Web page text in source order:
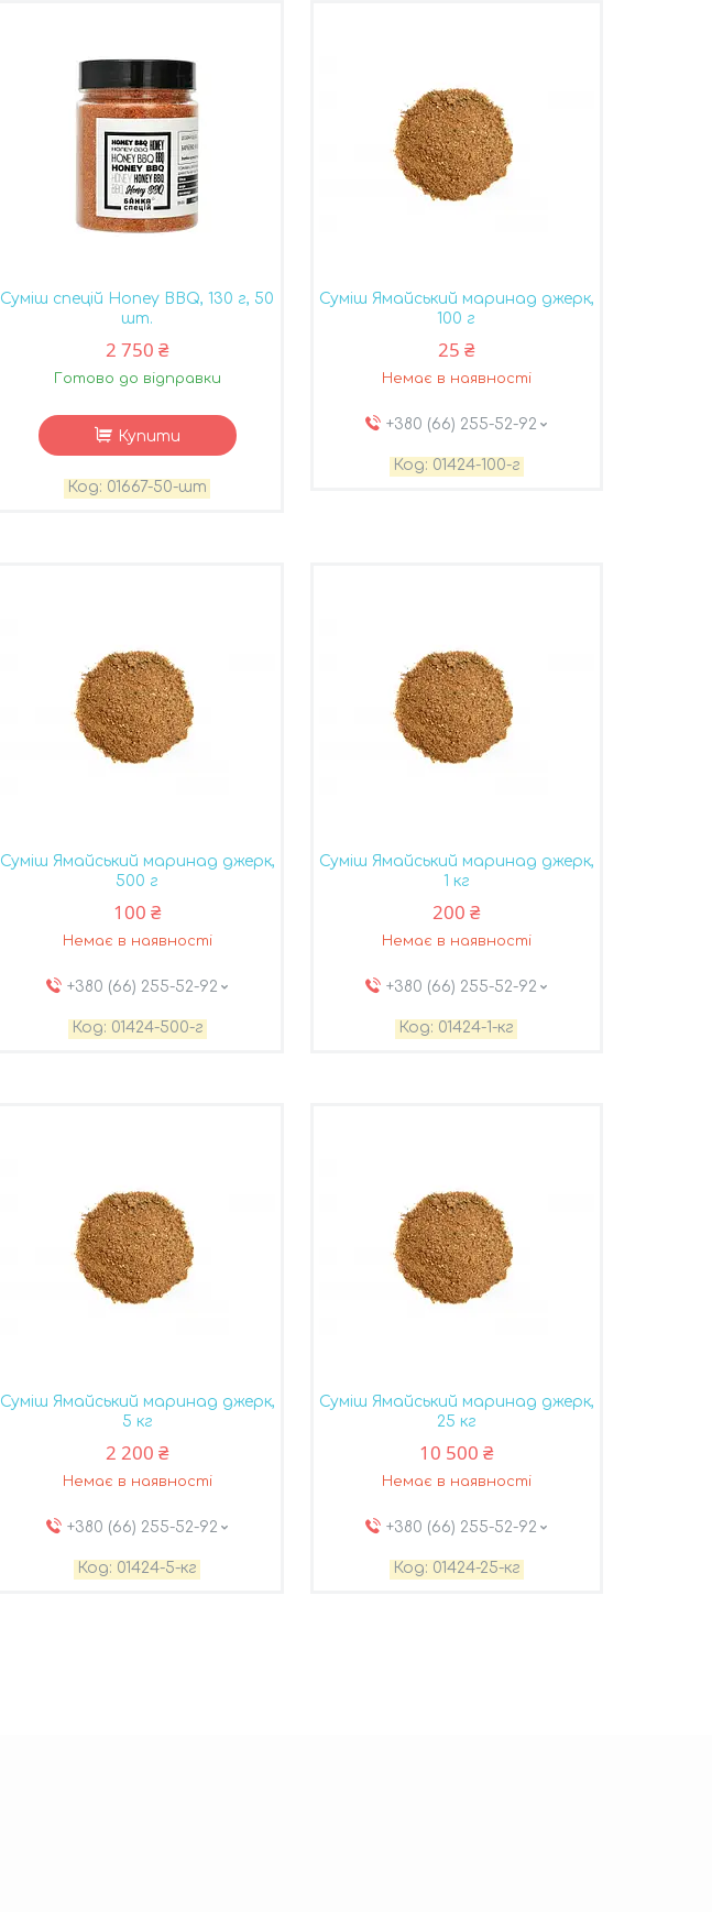
Суміш спецій Honey BBQ, 130 г, 50
шт.
2 750 ₴
Готово до відправки
Купити
01667-50-шт
Суміш Ямайський маринад джерк,
100 г
25 ₴
Немає в наявності
+380 (66) 255-52-92
01424-100-г
Суміш Ямайський маринад джерк,
500 г
100 ₴
Немає в наявності
+380 (66) 255-52-92
01424-500-г
Суміш Ямайський маринад джерк,
1 кг
200 ₴
Немає в наявності
+380 (66) 255-52-92
01424-1-кг
Суміш Ямайський маринад джерк,
5 кг
2 200 ₴
Немає в наявності
+380 (66) 255-52-92
01424-5-кг
Суміш Ямайський маринад джерк,
25 кг
10 500 ₴
Немає в наявності
+380 (66) 255-52-92
01424-25-кг